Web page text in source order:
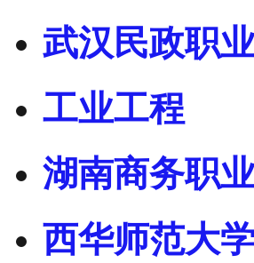
武汉民政职
工业工程
湖南商务职
西华师范大